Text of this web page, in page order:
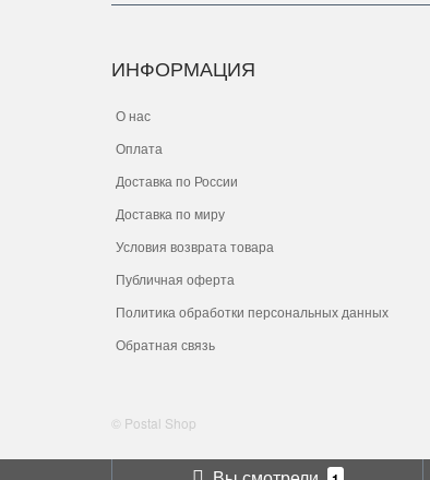
ИНФОРМАЦИЯ
О нас
Оплата
Доставка по России
Доставка по миру
Условия возврата товара
Публичная оферта
Политика обработки персональных данных
Обратная связь
© Postal Shop